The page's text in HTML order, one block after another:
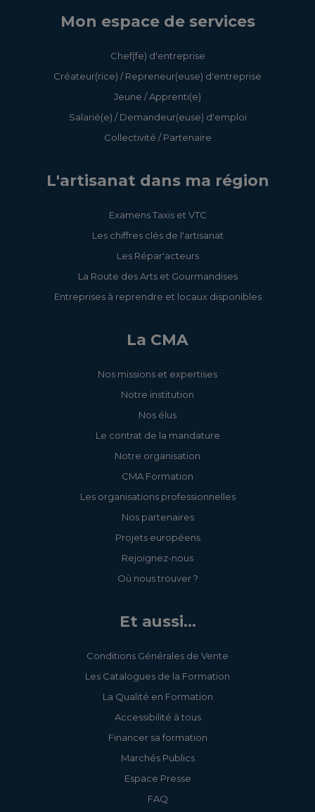
Maître
d’apprentissage en
entreprise artisanale
Élaborer vos contrats
perspective de RSE
Référencement
naturel : booster la
visibilité de mon site
digitale
Déterminez vos prix
de vente
durable
Concevoir mon projet
de site web
Mix-Learning : Créez et
Devenir Artisan
Manager
Attirer, développer et
Consolider son projet
de micro-entreprise -
Parcours Hybride
Mon espace de services
Chef(fe) d'entreprise
Créateur(rice) / Repreneur(euse) d'entreprise
Jeune / Apprenti(e)
Salarié(e) / Demandeur(euse) d'emploi
Collectivité / Partenaire
L'artisanat dans ma région
Examens Taxis et VTC
Les chiffres clés de l'artisanat
Les Répar'acteurs
La Route des Arts et Gourmandises
Entreprises à reprendre et locaux disponibles
La CMA
Nos missions et expertises
Notre institution
Nos élus
Le contrat de la mandature
Notre organisation
CMA Formation
Les organisations professionnelles
Nos partenaires
Projets européens
Rejoignez-nous
Où nous trouver ?
Et aussi...
Conditions Générales de Vente
Les Catalogues de la Formation
La Qualité en Formation
Accessibilité à tous
Financer sa formation
Marchés Publics
Espace Presse
FAQ